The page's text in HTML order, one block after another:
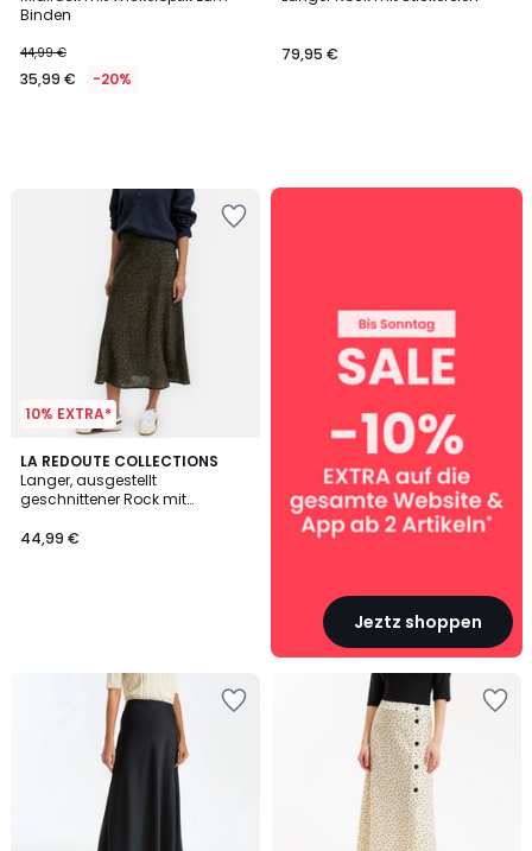
Binden
44,99 €
35,99 € -20%
79,95 €
10% EXTRA*
LA REDOUTE COLLECTIONS
Langer, ausgestellt
geschnittener Rock mit
44,99 €
Jeztz shoppen
SALE
Artikeln*